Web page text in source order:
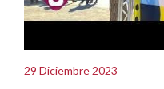
29 Diciembre 2023